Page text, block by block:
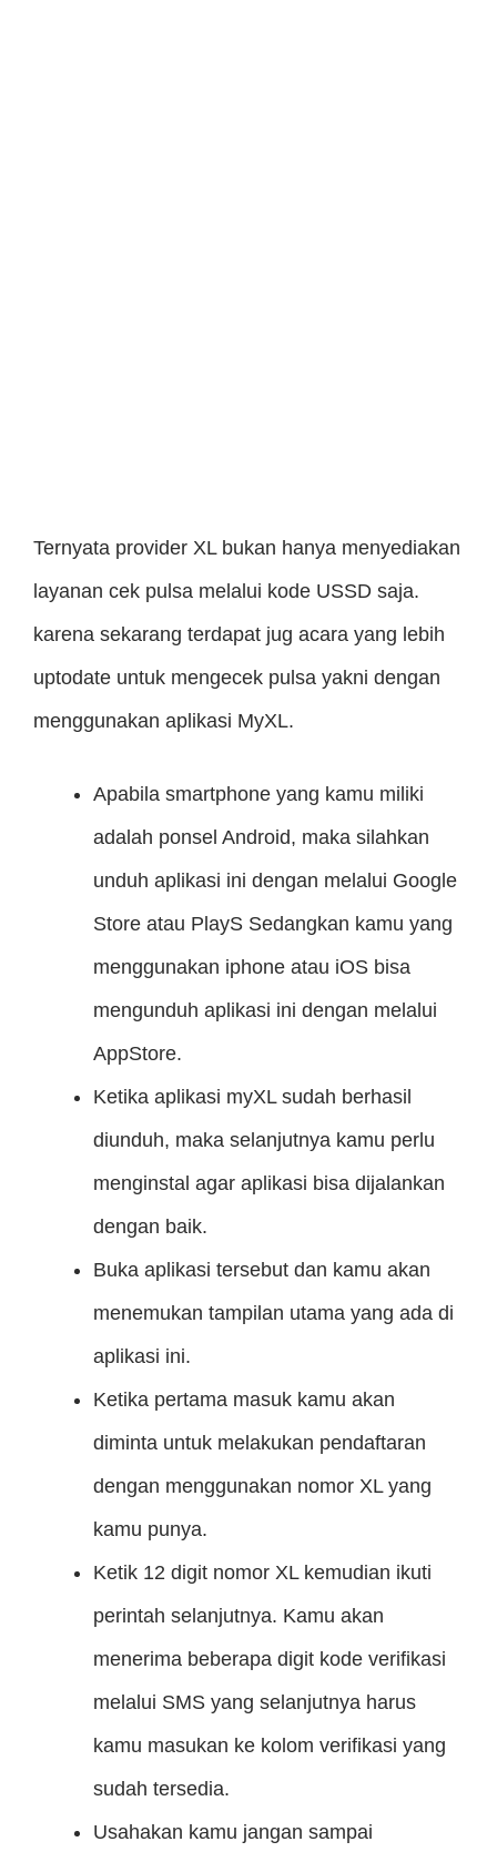
Ternyata provider XL bukan hanya menyediakan
layanan cek pulsa melalui kode USSD saja.
karena sekarang terdapat jug acara yang lebih
uptodate untuk mengecek pulsa yakni dengan
menggunakan aplikasi MyXL.
Apabila smartphone yang kamu miliki
adalah ponsel Android, maka silahkan
unduh aplikasi ini dengan melalui Google
Store atau PlayS Sedangkan kamu yang
menggunakan iphone atau iOS bisa
mengunduh aplikasi ini dengan melalui
AppStore.
Ketika aplikasi myXL sudah berhasil
diunduh, maka selanjutnya kamu perlu
menginstal agar aplikasi bisa dijalankan
dengan baik.
Buka aplikasi tersebut dan kamu akan
menemukan tampilan utama yang ada di
aplikasi ini.
Ketika pertama masuk kamu akan
diminta untuk melakukan pendaftaran
dengan menggunakan nomor XL yang
kamu punya.
Ketik 12 digit nomor XL kemudian ikuti
perintah selanjutnya. Kamu akan
menerima beberapa digit kode verifikasi
melalui SMS yang selanjutnya harus
kamu masukan ke kolom verifikasi yang
sudah tersedia.
Usahakan kamu jangan sampai